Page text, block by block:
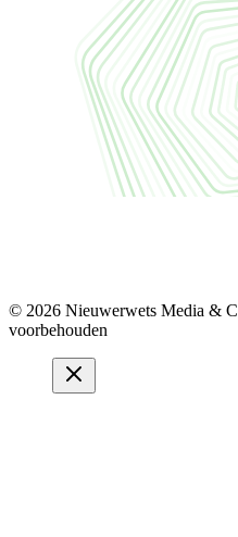
© 2026 Nieuwerwets Media &
voorbehouden